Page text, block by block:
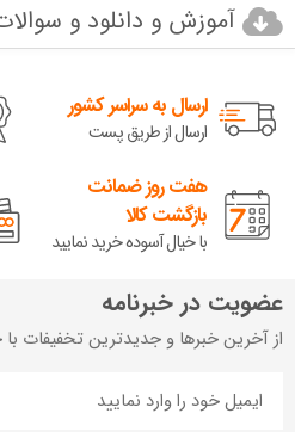
آموزش و دانلود و
ارسال به سراسر کشور
ارسال از طریق پست
هفت روز ضمانت
بازگشت کالا
با خیال آسوده خرید نمایید
عضویت در خبرنامه
از آخرین خبرها و جدیدترین تخفیفات